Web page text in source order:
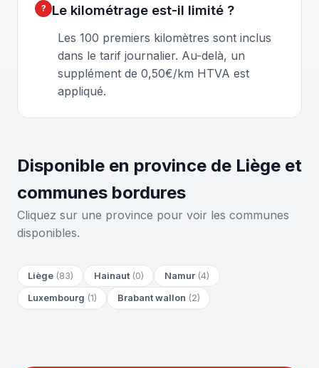
Le kilométrage est-il limité ?
Les 100 premiers kilomètres sont inclus
dans le tarif journalier. Au-delà, un
supplément de 0,50€/km HTVA est
appliqué.
Disponible en province de Liège et
communes bordures
Cliquez sur une province pour voir les communes
disponibles.
Liège (83) Hainaut (0) Namur (4)
Luxembourg (1) Brabant wallon (2)